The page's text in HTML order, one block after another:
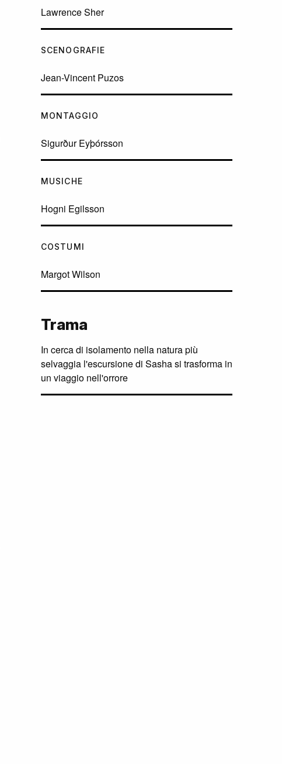
Lawrence Sher
SCENOGRAFIE
Jean-Vincent Puzos
MONTAGGIO
Sigurður Eyþórsson
MUSICHE
Hogni Egilsson
COSTUMI
Margot Wilson
Trama
In cerca di isolamento nella natura più
selvaggia l'escursione di Sasha si trasforma in
un viaggio nell'orrore